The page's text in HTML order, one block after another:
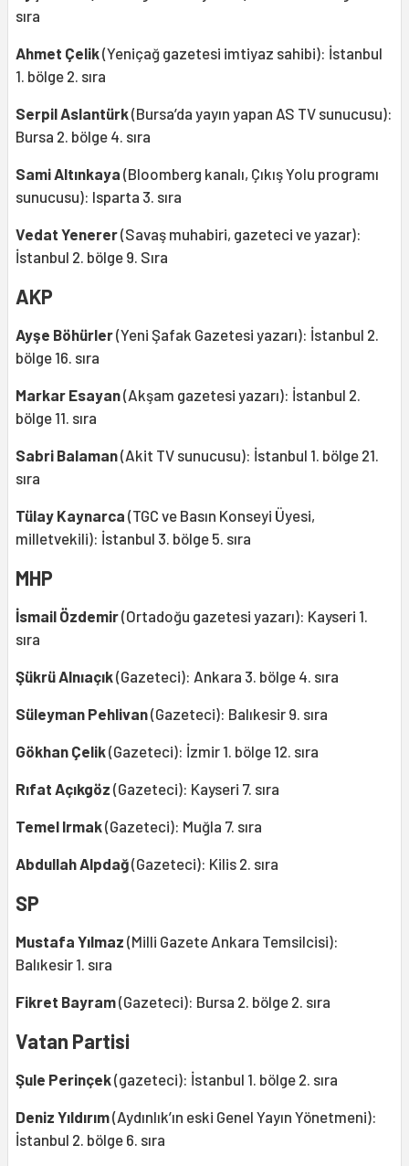
sıra
Ahmet Çelik(Yeniçağ gazetesi imtiyaz sahibi): İstanbul
1. bölge 2. sıra
Serpil Aslantürk(Bursa’da yayın yapan AS TV sunucusu):
Bursa 2. bölge 4. sıra
Sami Altınkaya (Bloomberg kanalı, Çıkış Yolu programı
sunucusu): Isparta 3. sıra
Vedat Yenerer(Savaş muhabiri, gazeteci ve yazar):
İstanbul 2. bölge 9. Sıra
AKP
Ayşe Böhürler(Yeni Şafak Gazetesi yazarı): İstanbul 2.
bölge 16. sıra
Markar Esayan(Akşam gazetesi yazarı): İstanbul 2.
bölge 11. sıra
Sabri Balaman(Akit TV sunucusu): İstanbul 1. bölge 21.
sıra
Tülay Kaynarca (TGC ve Basın Konseyi Üyesi,
milletvekili): İstanbul 3. bölge 5. sıra
MHP
İsmail Özdemir(Ortadoğu gazetesi yazarı): Kayseri 1.
sıra
Şükrü Alnıaçık(Gazeteci): Ankara 3. bölge 4. sıra
Süleyman Pehlivan(Gazeteci): Balıkesir 9. sıra
Gökhan Çelik(Gazeteci): İzmir 1. bölge 12. sıra
Rıfat Açıkgöz (Gazeteci): Kayseri 7. sıra
Temel Irmak(Gazeteci): Muğla 7. sıra
Abdullah Alpdağ(Gazeteci): Kilis 2. sıra
SP
Mustafa Yılmaz (Milli Gazete Ankara Temsilcisi):
Balıkesir 1. sıra
Fikret Bayram(Gazeteci): Bursa 2. bölge 2. sıra
Vatan Partisi
Şule Perinçek(gazeteci): İstanbul 1. bölge 2. sıra
Deniz Yıldırım(Aydınlık’ın eski Genel Yayın Yönetmeni):
İstanbul 2. bölge 6. sıra